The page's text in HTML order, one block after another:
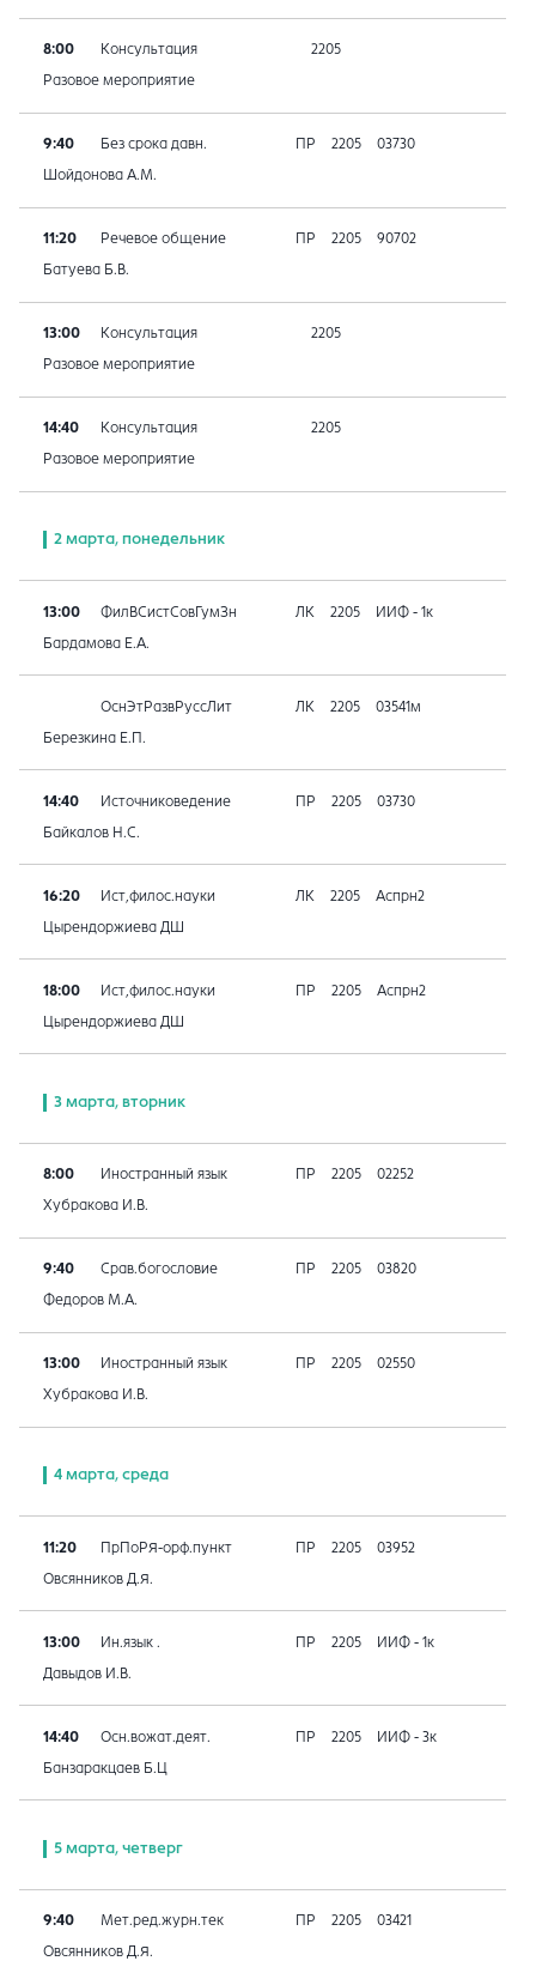
8:00 Консультация 2205
Разовое мероприятие
9:40 Без срока давн. ПР 2205 03730
Шойдонова А.М.
11:20 Речевое общение ПР 2205 90702
Батуева Б.В.
13:00 Консультация 2205
Разовое мероприятие
14:40 Консультация 2205
Разовое мероприятие
2 марта, понедельник
13:00 ФилВСистСовГумЗн ЛК 2205 ИИФ - 1к
Бардамова Е.А.
ОснЭтРазвРуссЛит ЛК 2205 03541м
Березкина Е.П.
14:40 Источниковедение ПР 2205 03730
Байкалов Н.С.
16:20 Ист,филос.науки ЛК 2205 Аспрн2
Цырендоржиева ДШ
18:00 Ист,филос.науки ПР 2205 Аспрн2
Цырендоржиева ДШ
3 марта, вторник
8:00 Иностранный язык ПР 2205 02252
Хубракова И.В.
9:40 Срав.богословие ПР 2205 03820
Федоров М.А.
13:00 Иностранный язык ПР 2205 02550
Хубракова И.В.
4 марта, среда
11:20 ПрПоРЯ-орф.пункт ПР 2205 03952
Овсянников Д.Я.
13:00 Ин.язык . ПР 2205 ИИФ - 1к
Давыдов И.В.
14:40 Осн.вожат.деят. ПР 2205 ИИФ - 3к
Банзаракцаев Б.Ц
5 марта, четверг
9:40 Мет.ред.журн.тек ПР 2205 03421
Овсянников Д.Я.